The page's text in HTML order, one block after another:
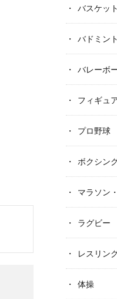
バスケッ
バドミン
バレーボ
フィギュ
プロ野球
ボクシン
マラソン
ラグビー
レスリン
体操